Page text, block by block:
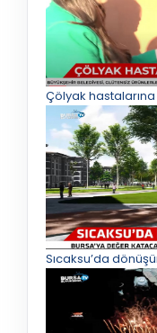
Çölyak
Sıcaksu’da